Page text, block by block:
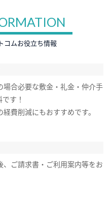
コムお役立ち情報
場合必要な敷金・礼金・仲介手
す！
費削減にもおすすめです。
、ご請求書・ご利用案内等をお